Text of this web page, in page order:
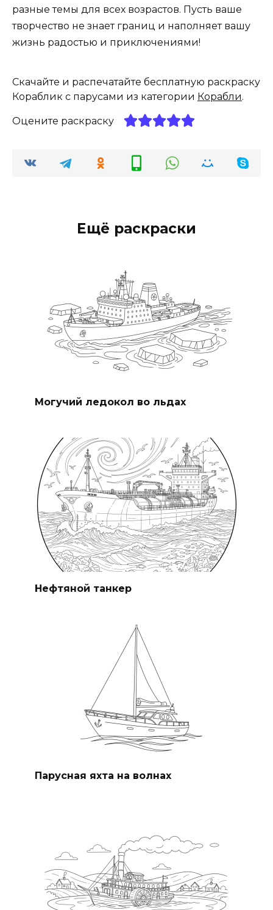
разные темы для всех возрастов. Пусть ваше
творчество не знает границ и наполняет вашу
жизнь радостью и приключениями!
Скачайте и распечатайте бесплатную раскраску
Кораблик с парусами из категории Корабли.
Оцените раскраску
Ещё раскраски
Могучий ледокол во льдах
Нефтяной танкер
Парусная яхта на волнах